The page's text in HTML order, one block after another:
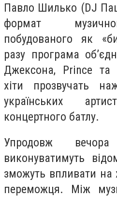
Павло Шилько (DJ
формат
побудованого як
разу програма
Джексона, Prince та
хіти прозвучать
українських
концертного батлу.
Упродовж
виконуватимуть
зможуть впливати на
переможця. Між